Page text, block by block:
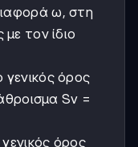
ω, στη
τον ίδιο
γενικός όρος
Sv =
όρος